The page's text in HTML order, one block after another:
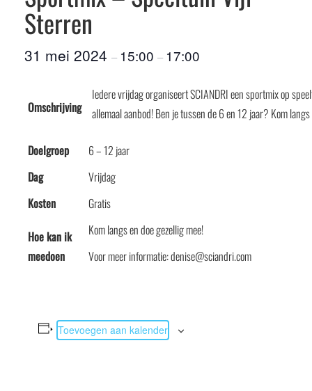
Sterren
31 mei 2024 – 15:00 – 17:00
Omschrijving
Iedere vrijdag organiseert SCIANDRI een sportmix op
allemaal aanbod! Ben je tussen de 6 en 12 jaar? Kom
Doelgroep
6 – 12 jaar
Dag
Vrijdag
Kosten
Gratis
Hoe kan ik
meedoen
Kom langs en doe gezellig mee!
Voor meer informatie: denise@sciandri.com
Toevoegen aan kalender